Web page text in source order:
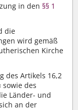
in den §§ 1
die
wird gemäß
Kirche
des Artikels 16,2
des
Länder- und
an der